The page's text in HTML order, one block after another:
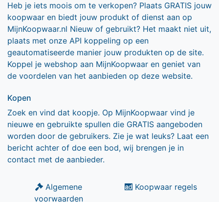
Heb je iets moois om te verkopen? Plaats GRATIS jouw
koopwaar en biedt jouw produkt of dienst aan op
MijnKoopwaar.nl Nieuw of gebruikt? Het maakt niet uit,
plaats met onze API koppeling op een
geautomatiseerde manier jouw produkten op de site.
Koppel je webshop aan MijnKoopwaar en geniet van
de voordelen van het aanbieden op deze website.
Kopen
Zoek en vind dat koopje. Op MijnKoopwaar vind je
nieuwe en gebruikte spullen die GRATIS aangeboden
worden door de gebruikers. Zie je wat leuks? Laat een
bericht achter of doe een bod, wij brengen je in
contact met de aanbieder.
Algemene
voorwaarden
Koopwaar regels